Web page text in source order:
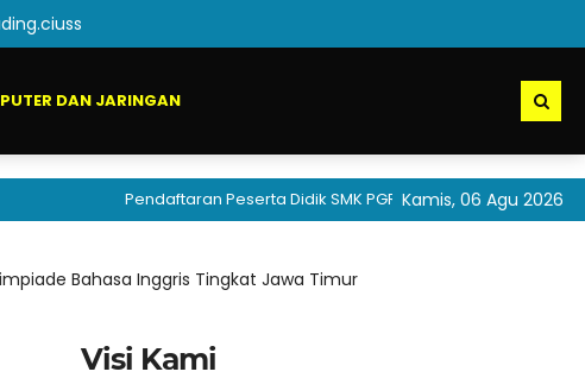
DAN JARINGAN
Kamis, 06 Agu 2026
Pendaftaran Peserta Didik SMK PGRI 1 Jombang akan segera
Bahasa Inggris Tingkat Jawa Timur
Visi Kami